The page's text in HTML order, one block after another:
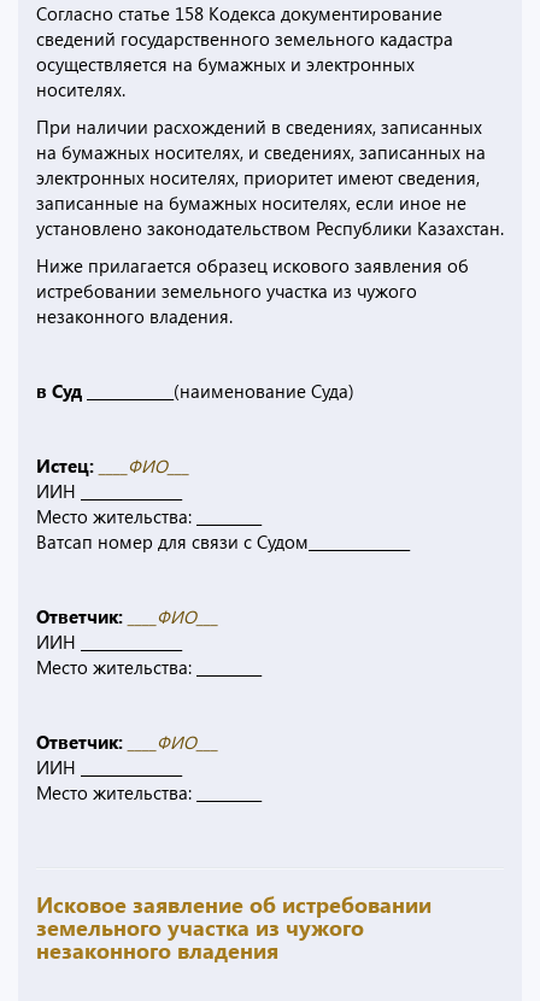
Согласно статье 158 Кодекса документирование
сведений государственного земельного кадастра
осуществляется на бумажных и электронных
носителях.
При наличии расхождений в сведениях, записанных
на бумажных носителях, и сведениях, записанных на
электронных носителях, приоритет имеют сведения,
записанные на бумажных носителях, если иное не
установлено законодательством Республики Казахстан.
Ниже прилагается образец искового заявления об
истребовании земельного участка из чужого
незаконного владения.
в Суд ____________ (наименование Суда)
Истец:
____ФИО___
ИИН ______________
Место жительства: _________
Ватсап номер для связи с Судом______________
Ответчик:
____ФИО___
ИИН ______________
Место жительства: _________
Ответчик:
____ФИО___
ИИН ______________
Место жительства: _________
Исковое заявление об истребовании
земельного участка из чужого
незаконного владения